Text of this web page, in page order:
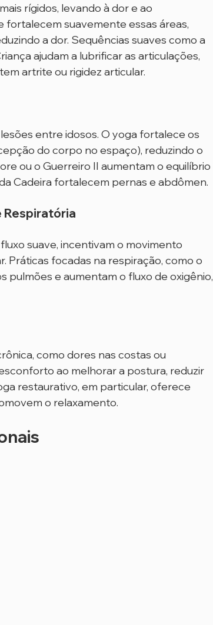
rígidos, levando à dor e ao
suavemente essas áreas,
a dor. Sequências suaves como a
ajudam a lubrificar as articulações,
artrite ou rigidez articular.
entre idosos. O yoga fortalece os
do corpo no espaço), reduzindo o
ou o Guerreiro II aumentam o equilíbrio
Cadeira fortalecem pernas e abdômen.
Respiratória
suave, incentivam o movimento
Práticas focadas na respiração, como o
pulmões e aumentam o fluxo de oxigênio,
como dores nas costas ou
ao melhorar a postura, reduzir
restaurativo, em particular, oferece
o relaxamento.